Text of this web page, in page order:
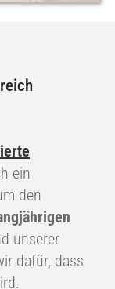
ein
den
unserer
dafür, dass